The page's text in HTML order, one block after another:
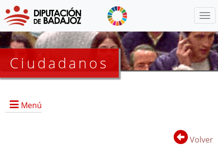
Ciudadanos
Menú
Volver